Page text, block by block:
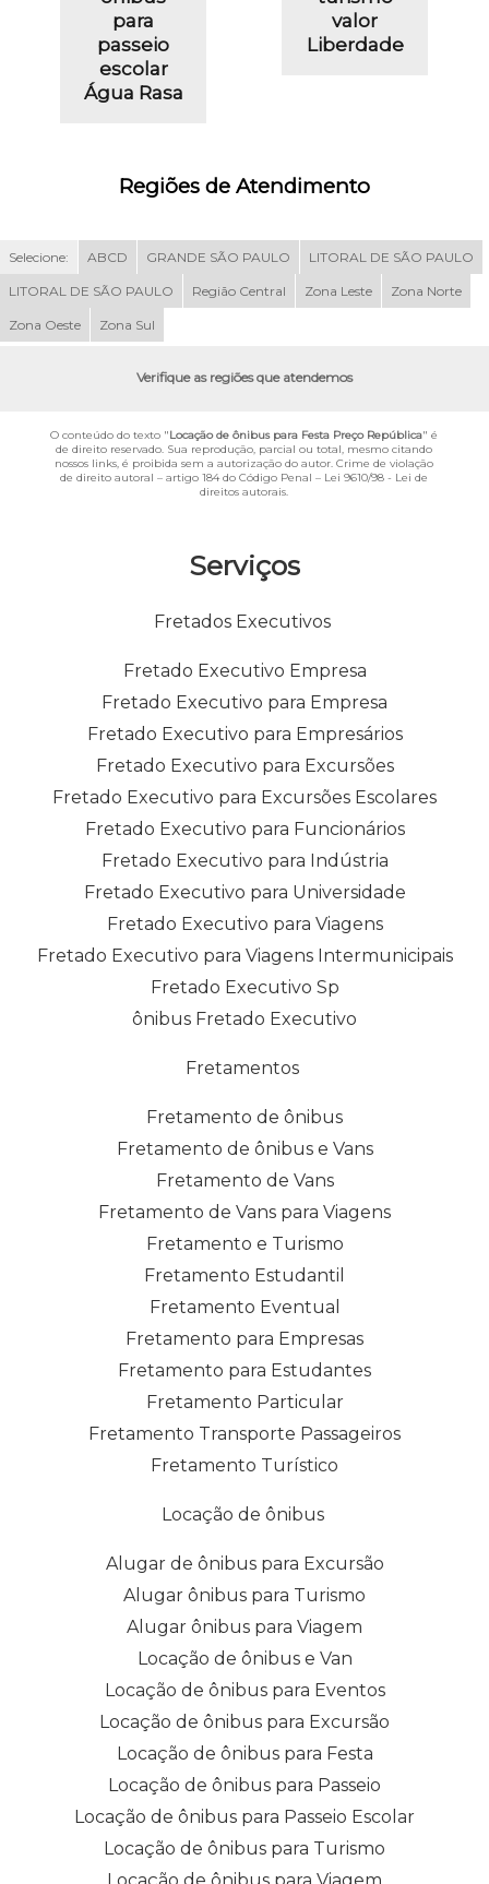
Serviços
Fretados Executivos
Fretado Executivo Empresa
Fretado Executivo para Empresa
Fretado Executivo para Empresários
Fretado Executivo para Excursões
Fretado Executivo para Excursões Escolares
Fretado Executivo para Funcionários
Fretado Executivo para Indústria
Fretado Executivo para Universidade
Fretado Executivo para Viagens
Fretado Executivo para Viagens Intermunicipais
Fretado Executivo Sp
ônibus Fretado Executivo
Fretamentos
Fretamento de ônibus
Fretamento de ônibus e Vans
Fretamento de Vans
Fretamento de Vans para Viagens
Fretamento e Turismo
Fretamento Estudantil
Fretamento Eventual
Fretamento para Empresas
Fretamento para Estudantes
Fretamento Particular
Fretamento Transporte Passageiros
Fretamento Turístico
Locação de ônibus
Alugar de ônibus para Excursão
Alugar ônibus para Turismo
Alugar ônibus para Viagem
Locação de ônibus e Van
Locação de ônibus para Eventos
Locação de ônibus para Excursão
Locação de ônibus para Festa
Locação de ônibus para Passeio
Locação de ônibus para Passeio Escolar
Locação de ônibus para Turismo
para
passeio
escolar
Água Rasa
valor
Liberdade
Regiões de Atendimento
Selecione: ABCD GRANDE SÃO PAULO LITORAL DE SÃO PAULO
LITORAL DE SÃO PAULO Região Central Zona Leste Zona Norte
Zona Oeste Zona Sul
Verifique as regiões que atendemos
O conteúdo do texto "Locação de ônibus para Festa Preço República" é
de direito reservado. Sua reprodução, parcial ou total, mesmo citando
nossos links, é proibida sem a autorização do autor. Crime de violação
de direito autoral – artigo 184 do Código Penal – Lei 9610/98 - Lei de
direitos autorais.